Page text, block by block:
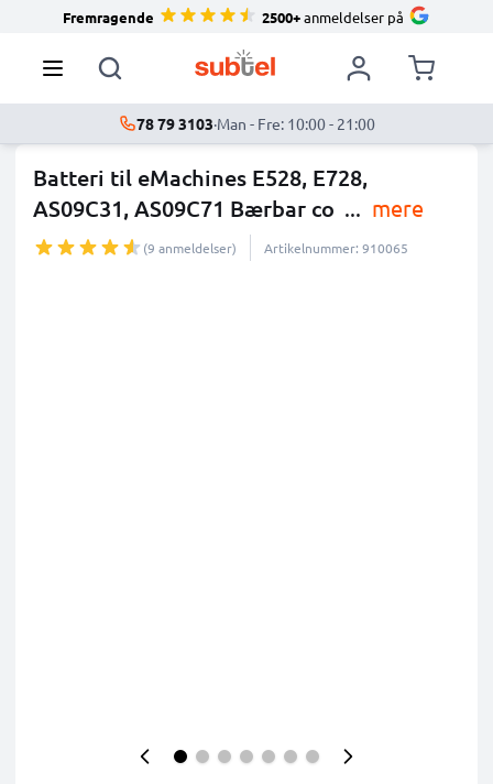
Fremragende 2500+anmeldelser på
78 79 3103·Man - Fre: 10:00 - 21:00
Batteri til eMachines E528, E728,
AS09C31, AS09C71 Bærbar co ... mere
(9 anmeldelser) Artikelnummer: 910065